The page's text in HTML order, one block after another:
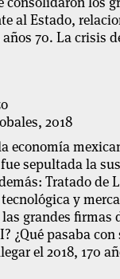
al Estado,
70. La crisis
2018
la economía
fue sepultada la
Tratado de
y
las grandes firmas
¿Qué pasaba con
el 2018, 170